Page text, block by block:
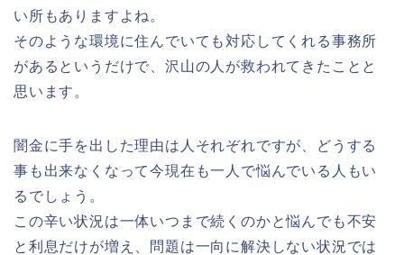
い所もありますよね。
そのような環境に住んでいても対応してくれる事務所
があるというだけで、沢山の人が救われてきたことと
思います。
闇金に手を出した理由は人それぞれですが、どうする
事も出来なくなって今現在も一人で悩んでいる人もい
るでしょう。
この辛い状況は一体いつまで続くのかと悩んでも不安
と利息だけが増え、問題は一向に解決しない状況では